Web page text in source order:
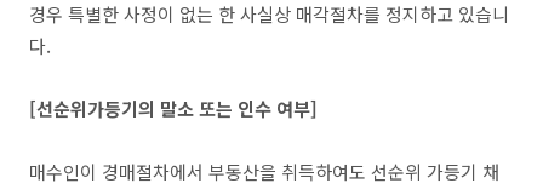
경우 특별한 사정이 없는 한 사실상 매각절차를 정지하고 있습니
다.
[선순위가등기의 말소 또는 인수 여부]
매수인이 경매절차에서 부동산을 취득하여도 선순위 가등기 채